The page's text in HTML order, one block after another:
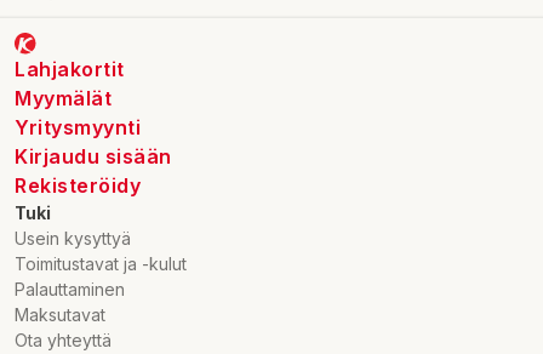
Lämpimästi tervetuloa tutustumaan tuotteisiimme ja
hankkimaan kotiisi juuri sopiva pumppu!
Lahjakortit
Myymälät
Yritysmyynti
Kirjaudu sisään
Rekisteröidy
Tuki
Usein kysyttyä
Toimitustavat ja -kulut
Palauttaminen
Maksutavat
Ota yhteyttä